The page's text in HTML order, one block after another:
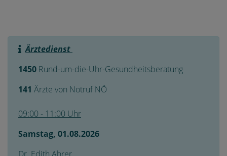
Ärztedienst
1450 Rund-um-die-Uhr-Gesundheitsberatung
141 Ärzte von Notruf NÖ
09:00 - 11:00 Uhr
Samstag, 01.08.2026